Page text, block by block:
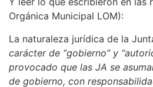
Orgánica Municipal LOM):
La naturaleza jurídica de la
carácter de “gobierno” y
provocado que las JA se
de gobierno, con